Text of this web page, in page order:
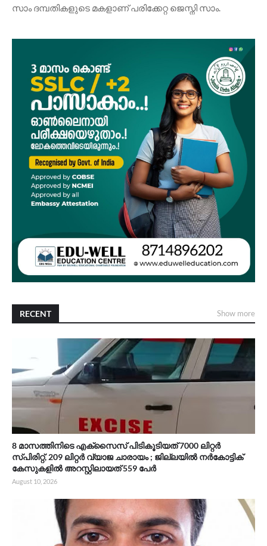
സാം ദമ്പതികളുടെ മകളാണ് പരിക്കേറ്റ ജെസ്നി സാം.
RECENT Show more
8 മാസത്തിനിടെ എക്സൈസ് പിടികൂടിയത് 7000 ലിറ്റർ
സ്പിരിറ്റ്‌, 209 ലിറ്റർ വ്യാജ ചാരായം ; ജില്ലയിൽ നർകോട്ടിക്
കേസുകളിൽ അറസ്റ്റിലായത് 559 പേർ
August 10, 2026